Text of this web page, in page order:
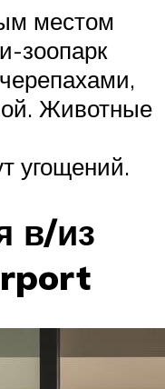
местом
зоопарк
Животные
угощений.
в/из